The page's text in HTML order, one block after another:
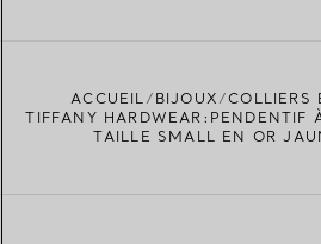
TROUVEZ LA BOUTIQUE LA PLUS
ACCUEIL BIJOUX
COLLIERS
TIFFANY HARDWEAR:PENDENTIF
TAILLE SMALL EN OR